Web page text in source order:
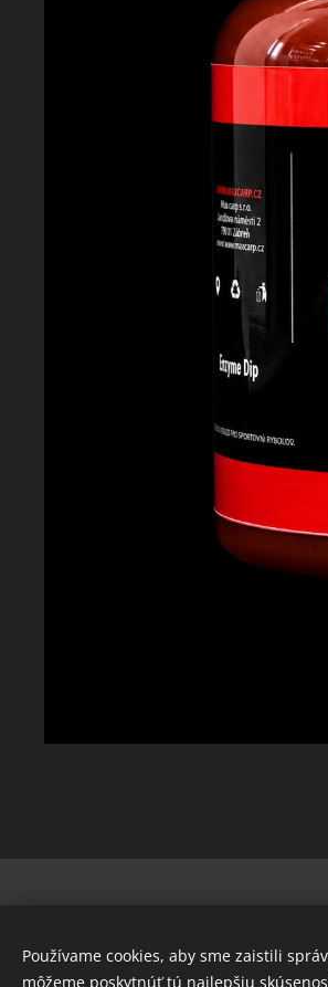
Používame cookies, aby sme zaistili
môžeme poskytnúť tú najlepšiu